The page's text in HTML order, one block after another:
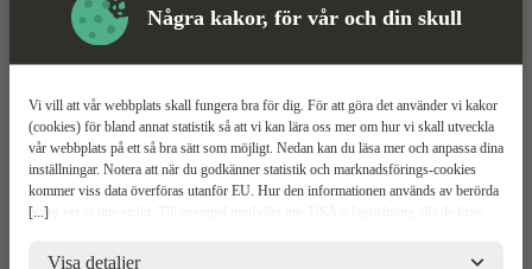
Några kakor, för vår och din skull
[...]
Vi vill att vår webbplats skall fungera bra för dig. För att göra det använder vi kakor
(cookies) för bland annat statistik så att vi kan lära oss mer om hur vi skall utveckla
vår webbplats på ett så bra sätt som möjligt. Nedan kan du läsa mer och anpassa dina
inställningar. Notera att när du godkänner statistik och marknadsförings-cookies
kommer viss data överföras utanför EU. Hur den informationen används av berörda
bolag vet vi inte exakt. Till exempel uppfyller inte USA:s lagstiftning alla de krav
risker för dina personuppgifter. De berörda bolagen måste lämna över uppgifter till
Visa detaljer
Skyddssko Mer information
Jalas TIO 2068
Tri-Panel BOA-låsning
Tåhätta i aluminium
Mer information